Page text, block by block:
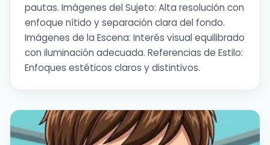
pautas. Imágenes del Sujeto: Alta resolución con
enfoque nítido y separación clara del fondo.
Imágenes de la Escena: Interés visual equilibrado
con iluminación adecuada. Referencias de Estilo:
Enfoques estéticos claros y distintivos.